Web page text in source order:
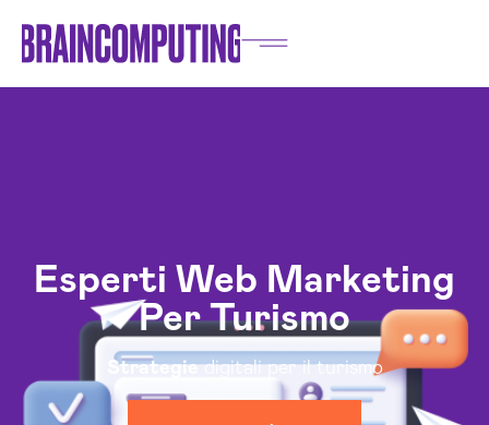
Esperti Web Marketing
Per Turismo
Strategiedigitali per il turismo